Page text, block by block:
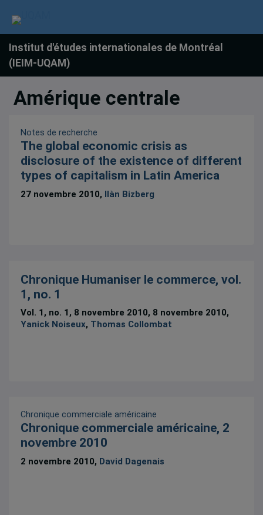
Institut d'études internationales de Montréal
(IEIM-UQAM)
Amérique centrale
Notes de recherche
The global economic crisis as
disclosure of the existence of different
types of capitalism in Latin America
27 novembre 2010, Ilàn Bizberg
Chronique Humaniser le commerce, vol.
1, no. 1
Vol. 1, no. 1, 8 novembre 2010, 8 novembre 2010,
Yanick Noiseux, Thomas Collombat
Chronique commerciale américaine
Chronique commerciale américaine, 2
novembre 2010
2 novembre 2010, David Dagenais